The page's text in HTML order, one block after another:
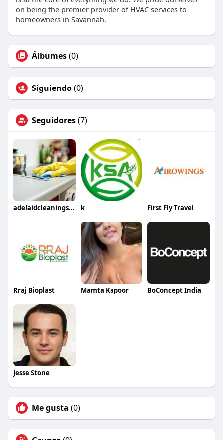
on being the premier provider of HVAC services to
homeowners in Savannah.
Álbumes(0)
Siguiendo(0)
Seguidores(7)
adelaidcleaningservices k First Fly Travel
Rraj Bioplast Mamta Kapoor BoConcept India
Jesse Stone
Me gusta (0)